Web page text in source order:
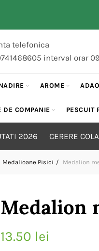
telefonica
interval orar
AROME
DE COMPANIE PESCUIT
2026 CERERE
Medalioane Pisici Medalion
Medalion
13.50 lei